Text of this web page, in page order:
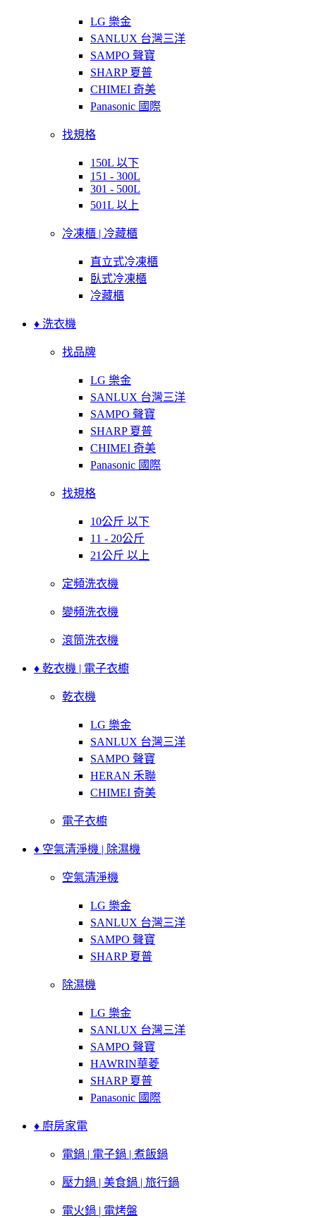
LG 樂金
SANLUX 台灣三洋
SAMPO 聲寶
SHARP 夏普
CHIMEI 奇美
Panasonic 國際
找規格
150L 以下
151 - 300L
301 - 500L
501L 以上
冷凍櫃 | 冷藏櫃
直立式冷凍櫃
臥式冷凍櫃
冷藏櫃
♦ 洗衣機
找品牌
LG 樂金
SANLUX 台灣三洋
SAMPO 聲寶
SHARP 夏普
CHIMEI 奇美
Panasonic 國際
找規格
10公斤 以下
11 - 20公斤
21公斤 以上
定頻洗衣機
變頻洗衣機
滾筒洗衣機
♦ 乾衣機 | 電子衣櫥
乾衣機
LG 樂金
SANLUX 台灣三洋
SAMPO 聲寶
HERAN 禾聯
CHIMEI 奇美
電子衣櫥
♦ 空氣清淨機 | 除濕機
空氣清淨機
LG 樂金
SANLUX 台灣三洋
SAMPO 聲寶
SHARP 夏普
除濕機
LG 樂金
SANLUX 台灣三洋
SAMPO 聲寶
HAWRIN華菱
SHARP 夏普
Panasonic 國際
♦ 廚房家電
電鍋 | 電子鍋 | 煮飯鍋
壓力鍋 | 美食鍋 | 旅行鍋
電火鍋 | 電烤盤